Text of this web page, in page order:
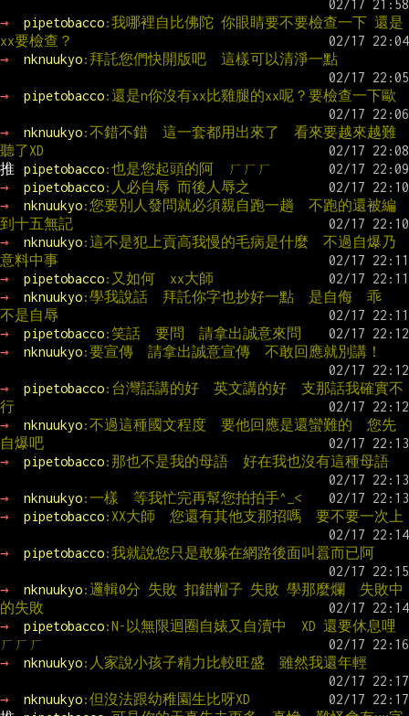
→ pipetobacco:我哪裡自比佛陀 你眼睛要不要檢查一下 還是
xx要檢查？
→
nknuukyo:拜託您們快開版吧　這樣可以清淨一點
→ pipetobacco:還是n你沒有xx比雞腿的xx呢？要檢查一下歐
→ nknuukyo:不錯不錯　這一套都用出來了　看來要越來越難
聽了XD
推
pipetobacco:也是您起頭的阿  ㄏㄏㄏ
→
pipetobacco:人必自辱 而後人辱之
→
nknuukyo:您要別人發問就必須親自跑一趟　不跑的還被編
到十五無記
→
nknuukyo:這不是犯上貢高我慢的毛病是什麼　不過自爆乃
意料中事
→
pipetobacco:又如何  xx大師
→
nknuukyo:學我說話　拜託你字也抄好一點　是自侮　乖
不是自辱
→
pipetobacco:笑話  要問  請拿出誠意來問
→
nknuukyo:要宣傳　請拿出誠意宣傳　不敢回應就別講！
→ pipetobacco:台灣話講的好  英文講的好  支那話我確實不
行
→
nknuukyo:不過這種國文程度　要他回應是還蠻難的　您先
自爆吧
→
pipetobacco:那也不是我的母語  好在我也沒有這種母語
→ nknuukyo:一樣　等我忙完再幫您拍拍手^_<
→
pipetobacco:XX大師  您還有其他支那招嗎  要不要一次上
→ pipetobacco:我就說您只是敢躲在網路後面叫囂而已阿
→ nknuukyo:邏輯0分 失敗 扣錯帽子 失敗 學那麼爛　失敗中
的失敗
→
pipetobacco:N-以無限迴圈自婊又自瀆中　XD 還要休息哩
ㄏㄏㄏ
→
nknuukyo:人家說小孩子精力比較旺盛　雖然我還年輕
→ nknuukyo:但沒法跟幼稚園生比呀XD